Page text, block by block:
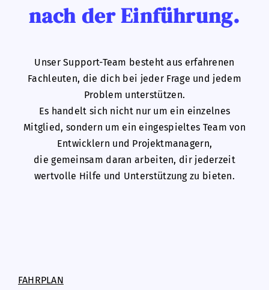
nach der Einführung.
Unser Support-Team besteht aus erfahrenen
Fachleuten, die dich bei jeder Frage und jedem
Problem unterstützen.
Es handelt sich nicht nur um ein einzelnes
Mitglied, sondern um ein eingespieltes Team von
Entwicklern und Projektmanagern,
die gemeinsam daran arbeiten, dir jederzeit
wertvolle Hilfe und Unterstützung zu bieten.
FAHRPLAN